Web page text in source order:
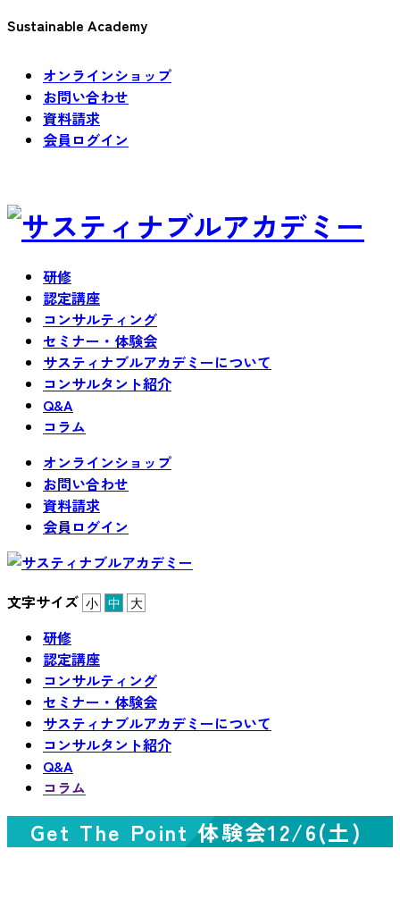
Sustainable Academy
オンラインショップ
お問い合わせ
資料請求
会員ログイン
研修
認定講座
コンサルティング
セミナー・体験会
サスティナブルアカデミーについて
コンサルタント紹介
Q&A
コラム
オンラインショップ
お問い合わせ
資料請求
会員ログイン
文字サイズ 小 中 大
研修
認定講座
コンサルティング
セミナー・体験会
サスティナブルアカデミーについて
コンサルタント紹介
Q&A
コラム
Get The Point 体験会12/6(土)